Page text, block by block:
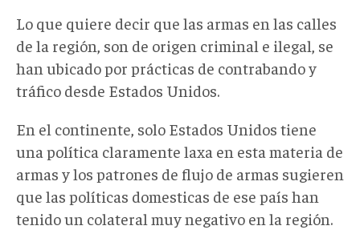
Lo que quiere decir que las armas en las calles
de la región, son de origen criminal e ilegal, se
han ubicado por prácticas de contrabando y
tráfico desde Estados Unidos.
En el continente, solo Estados Unidos tiene
una política claramente laxa en esta materia de
armas y los patrones de flujo de armas sugieren
que las políticas domesticas de ese país han
tenido un colateral muy negativo en la región.